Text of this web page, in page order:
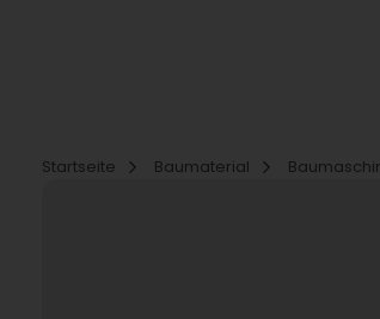
Startseite
Baumaterial